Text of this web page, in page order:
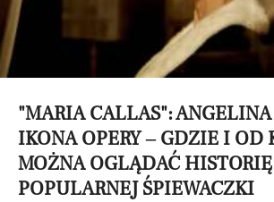
"MARIA CALLAS":
IKONA OPERY – GDZIE I OD
MOŻNA OGLĄDAĆ HISTORIĘ
POPULARNEJ ŚPIEWACZKI